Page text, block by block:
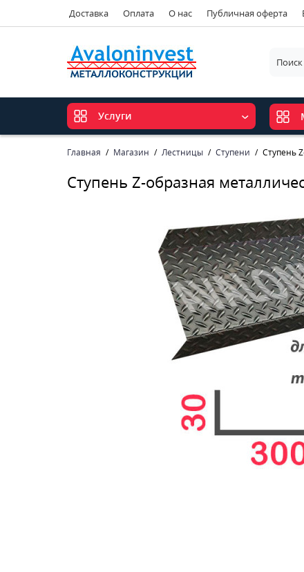
Доставка Оплата О нас Публичная оферта
Услуги
Главная Магазин Лестницы Ступени Ступень
Ступень Z-образная